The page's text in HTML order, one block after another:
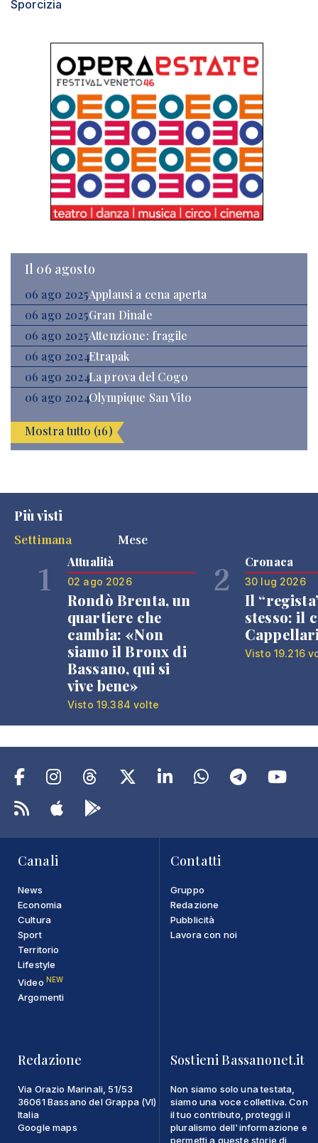
Sporcizia
Il 06 agosto
06 ago 2025Applausi a cena aperta
06 ago 2025Gran Dinale
06 ago 2025Attenzione: fragile
06 ago 2024Etrapak
06 ago 2024La prova del Cogo
06 ago 2024Olympique San Vito
Mostra tutto (16)
Più visti
Settimana
Mese
1 Attualità
02 ago 2026
Rondò Brenta, un
quartiere che
cambia: «Non
siamo il Bronx di
Bassano, qui si
vive bene»
Visto 19.384 volte
2 Cronaca
30 lug 2026
Il
stesso: il
Visto 19.216
Canali
News
Economia
Cultura
Sport
Territorio
Lifestyle
Video NEW
Argomenti
Contatti
Gruppo
Redazione
Pubblicità
Lavora con noi
Redazione
Via Orazio Marinali, 51/53
36061 Bassano del Grappa (VI)
Italia
Google maps
Sostieni Bassanonet.it
Non siamo solo una testata,
siamo una voce collettiva. Con
il tuo contributo, proteggi il
pluralismo dell'informazione e
permetti a queste storie di